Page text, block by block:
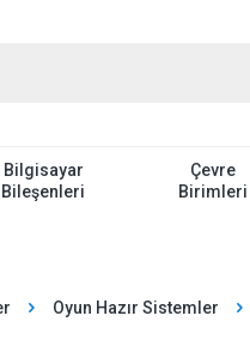
Bilgisayar
Bileşenleri
Çevre
Birimleri
Oyun Hazır Sistemler